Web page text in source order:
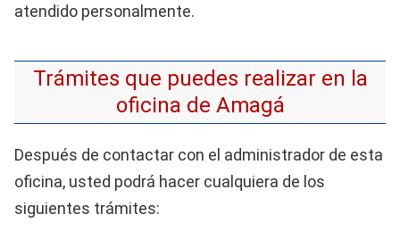
atendido personalmente.
Trámites que puedes realizar en la
oficina de Amagá
Después de contactar con el administrador de esta
oficina, usted podrá hacer cualquiera de los
siguientes trámites: